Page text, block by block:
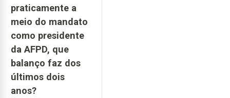
praticamente a
meio do mandato
como presidente
da AFPD, que
balanço faz dos
últimos dois
anos?